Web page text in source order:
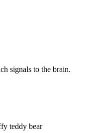
signals to the brain.
teddy bear